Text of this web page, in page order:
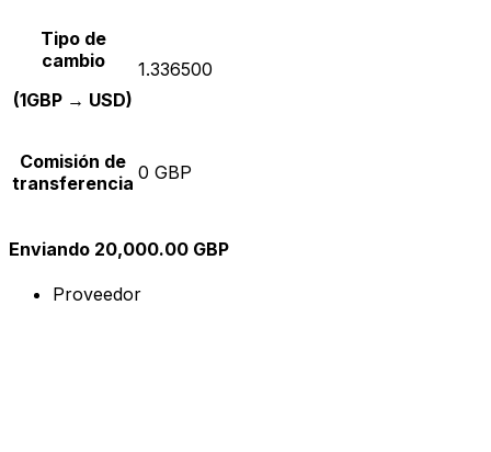
Tipo de
cambio
(1GBP → USD)
1.336500
Comisión de
transferencia 0 GBP
Enviando 20,000.00 GBP
Proveedor